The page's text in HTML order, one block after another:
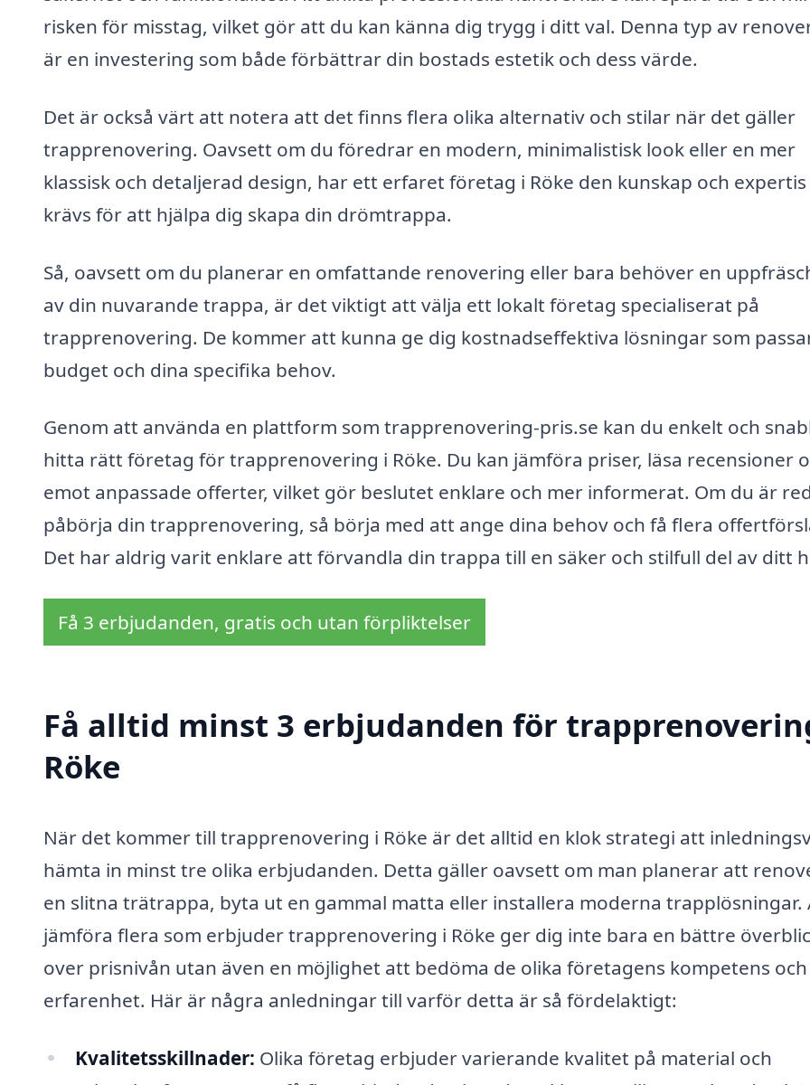
risken för misstag, vilket gör att du kan känna dig trygg i ditt val. Denna typ av
är en investering som både förbättrar din bostads estetik och dess värde.
Det är också värt att notera att det finns flera olika alternativ och stilar när det gäller
trapprenovering. Oavsett om du föredrar en modern, minimalistisk look eller en mer
klassisk och detaljerad design, har ett erfaret företag i Röke den kunskap och expertis
krävs för att hjälpa dig skapa din drömtrappa.
Så, oavsett om du planerar en omfattande renovering eller bara behöver en
av din nuvarande trappa, är det viktigt att välja ett lokalt företag specialiserat på
trapprenovering. De kommer att kunna ge dig kostnadseffektiva lösningar som
budget och dina specifika behov.
Genom att använda en plattform som trapprenovering-pris.se kan du enkelt och
hitta rätt företag för trapprenovering i Röke. Du kan jämföra priser, läsa recensioner
emot anpassade offerter, vilket gör beslutet enklare och mer informerat. Om du är
påbörja din trapprenovering, så börja med att ange dina behov och få flera
Det har aldrig varit enklare att förvandla din trappa till en säker och stilfull del av ditt
Få 3 erbjudanden, gratis och utan förpliktelser
Få alltid minst 3 erbjudanden för
Röke
När det kommer till trapprenovering i Röke är det alltid en klok strategi att
hämta in minst tre olika erbjudanden. Detta gäller oavsett om man planerar att
en slitna trätrappa, byta ut en gammal matta eller installera moderna trapplösningar.
jämföra flera som erbjuder trapprenovering i Röke ger dig inte bara en bättre
over prisnivån utan även en möjlighet att bedöma de olika företagens kompetens och
erfarenhet. Här är några anledningar till varför detta är så fördelaktigt:
Kvalitetsskillnader: Olika företag erbjuder varierande kvalitet på material och